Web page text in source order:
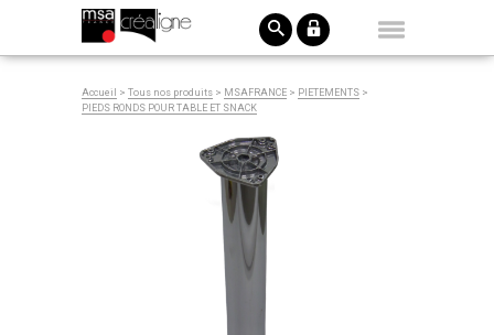
Accueil > Tous nos produits > MSAFRANCE > PIETEMENTS >
PIEDS RONDS POUR TABLE ET SNACK